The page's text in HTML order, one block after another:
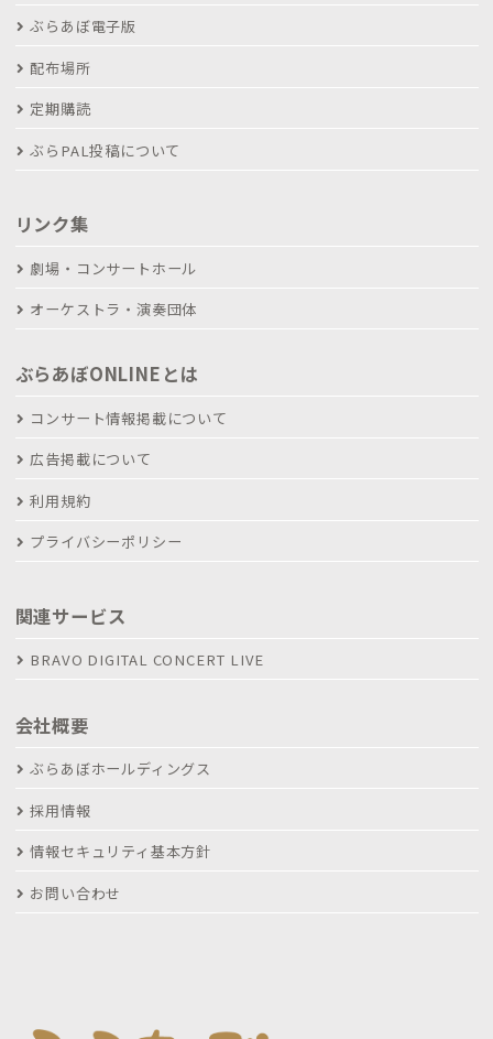
ぶらあぼ電子版
配布場所
定期購読
ぶらPAL投稿について
リンク集
劇場・コンサートホール
オーケストラ・演奏団体
ぶらあぼONLINEとは
コンサート情報掲載について
広告掲載について
利用規約
プライバシーポリシー
関連サービス
BRAVO DIGITAL CONCERT LIVE
会社概要
ぶらあぼホールディングス
採用情報
情報セキュリティ基本方針
お問い合わせ